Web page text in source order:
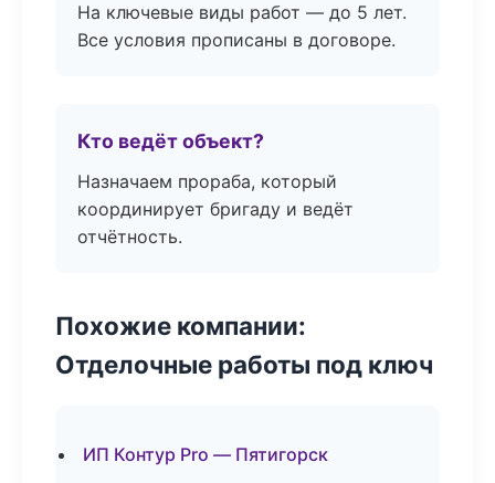
На ключевые виды работ — до 5 лет.
Все условия прописаны в договоре.
Кто ведёт объект?
Назначаем прораба, который
координирует бригаду и ведёт
отчётность.
Похожие компании:
Отделочные работы под ключ
ИП Контур Pro — Пятигорск